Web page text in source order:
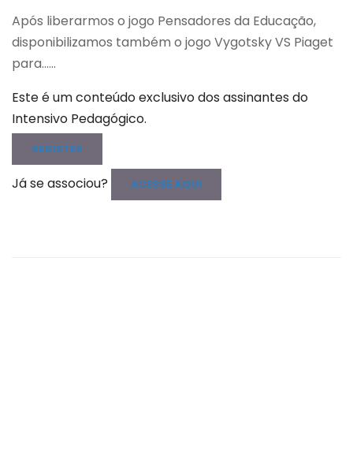
Após liberarmos o jogo Pensadores da Educação,
disponibilizamos também o jogo Vygotsky VS Piaget
para…...
Este é um conteúdo exclusivo dos assinantes do
Intensivo Pedagógico.
REGISTER
Já se associou? ACESSE AQUI